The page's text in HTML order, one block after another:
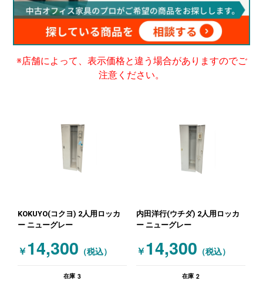
※店舗によって、表示価格と違う場合がありますのでご
注意ください。
KOKUYO(コクヨ) 2人用ロッカ
ー ニューグレー
￥ 14,300 （税込）
在庫 3
内田洋行(ウチダ) 2人用ロッカ
ー ニューグレー
￥ 14,300 （税込）
在庫 2